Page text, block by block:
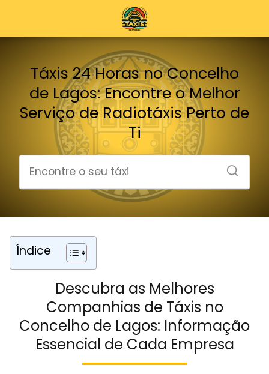
Táxis 24 Horas no Concelho
de Lagos: Encontre o Melhor
Serviço de Radiotáxis Perto de
Ti
Índice
Descubra as Melhores
Companhias de Táxis no
Concelho de Lagos: Informação
Essencial de Cada Empresa